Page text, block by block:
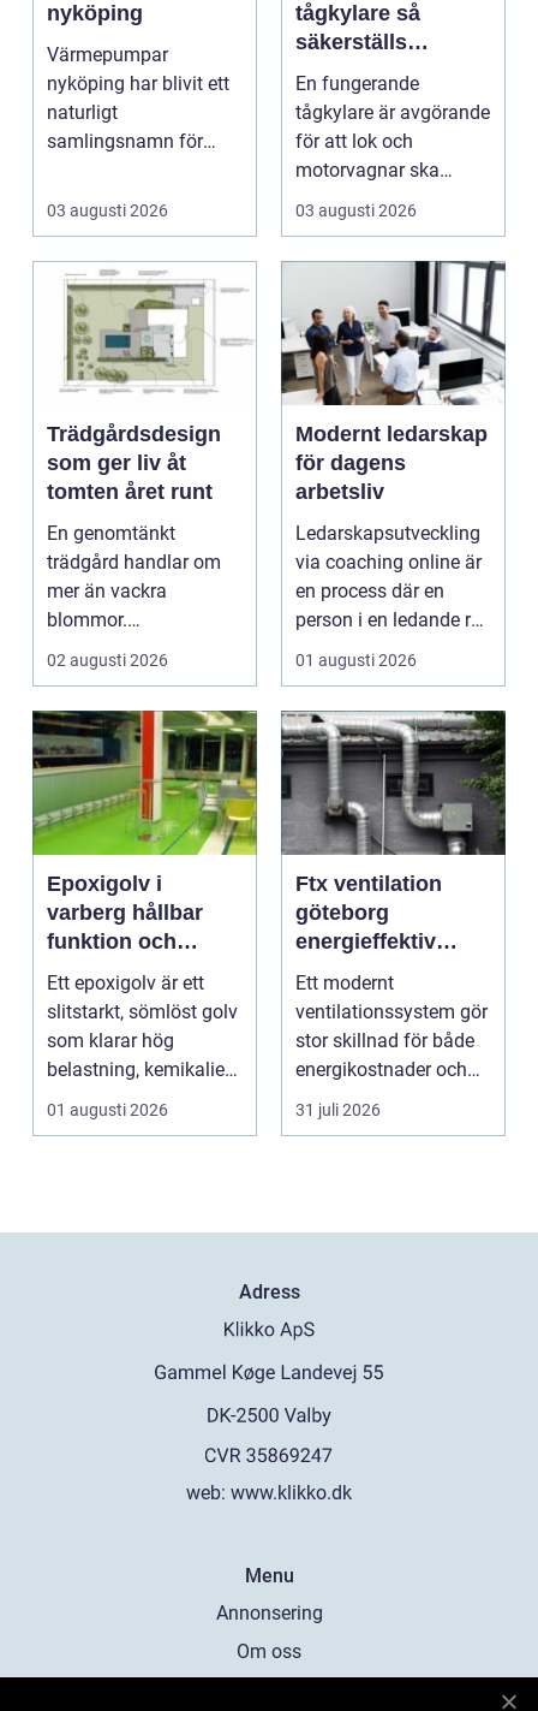
nyköping
Värmepumpar
nyköping har blivit ett
naturligt
samlingsnamn för
kombinera lägre ene...
03 augusti 2026
tågkylare så
säkerställs
driftsäkra lok och
tågsystem
En fungerande
tågkylare är avgörande
för att lok och
motorvagnar ska
kunna leverera pålitlig
drift d...
03 augusti 2026
Trädgårdsdesign
som ger liv åt
tomten året runt
En genomtänkt
trädgård handlar om
mer än vackra
blommor.
trädgårdsdesign
förenar funktion, form
och ...
02 augusti 2026
Modernt ledarskap
för dagens
arbetsliv
Ledarskapsutveckling
via coaching online är
en process där en
person i en ledande roll
f&a...
01 augusti 2026
Epoxigolv i
varberg hållbar
funktion och
snygg design i
samma lösning
Ett epoxigolv är ett
slitstarkt, sömlöst golv
som klarar hög
belastning, kemikalier
och väta utan at...
01 augusti 2026
Ftx ventilation
göteborg
energieffektiv
lösning för ett
bättre
inomhusklimat
Ett modernt
ventilationssystem gör
stor skillnad för både
energikostnader och
välmående. I en stad
s...
31 juli 2026
Adress
web: www.klikko.dk
Menu
Annonsering
Om oss